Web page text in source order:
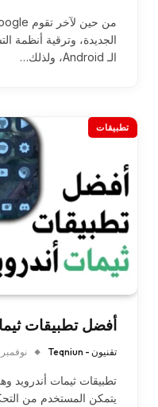
الجديدة، وترقية أنظمة
الـ Android، ولذلك…
تطبيقات
أفضل تطبيقات
تقنيون - Teqniun نوفمبر 25, 2024
تطبيقات ثيمات أندرويد
يتمكن المستخدم من